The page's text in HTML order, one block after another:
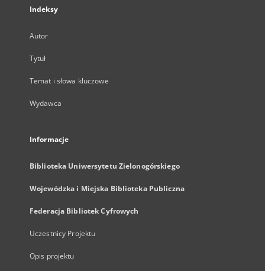
Indeksy
Autor
Tytuł
Temat i słowa kluczowe
Wydawca
Informacje
Biblioteka Uniwersytetu Zielonogórskiego
Wojewódzka i Miejska Biblioteka Publiczna
Federacja Bibliotek Cyfrowych
Uczestnicy Projektu
Opis projektu